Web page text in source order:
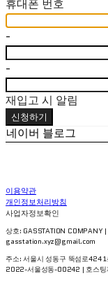
휴대폰 번호
-
-
재입고 시 알림
신청하기
네이버 블로그
이용약관
개인정보처리방침
사업자정보확인
상호: GASSTATION
gasstation.xyz@gmail.com
주소: 서울시 성동구 뚝섬로424
2022-서울성동-00242 | 호스